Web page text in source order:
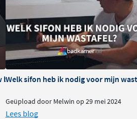
badkamer
Welk sifon heb ik nodig voor mijn
Geüpload door Melwin op 29 mei 2024
Lees blog